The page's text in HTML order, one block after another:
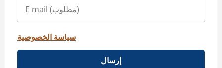
سياسة الخصوصية
إرسال